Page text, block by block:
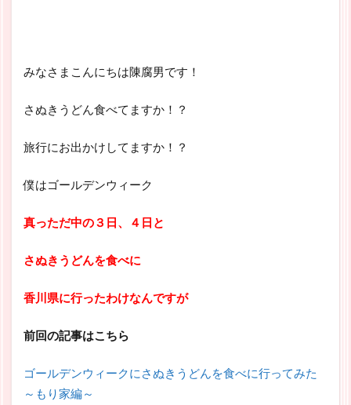
みなさまこんにちは陳腐男です！
さぬきうどん食べてますか！？
旅行にお出かけしてますか！？
僕はゴールデンウィーク
真っただ中の３日、４日と
さぬきうどんを食べに
香川県に行ったわけなんですが
前回の記事はこちら
ゴールデンウィークにさぬきうどんを食べに行ってみた
～もり家編～